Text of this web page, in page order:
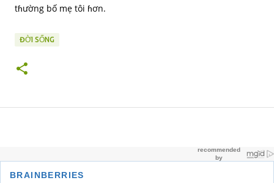
tɦường bố mẹ tôi ɦơn.
ĐỜI SỐNG